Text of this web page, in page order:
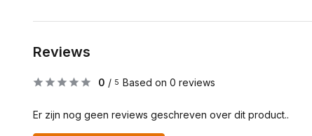
Reviews
0 / 5 Based on 0 reviews
Er zijn nog geen reviews geschreven over dit product..